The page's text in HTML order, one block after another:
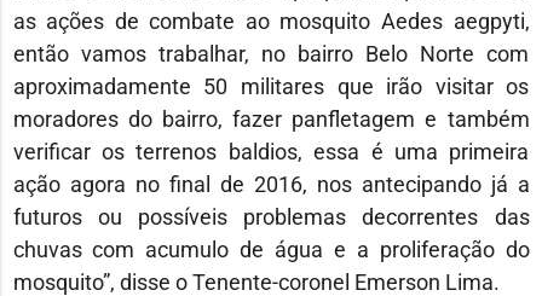
as ações de combate ao mosquito Aedes aegpyti,
então vamos trabalhar, no bairro Belo Norte com
aproximadamente 50 militares que irão visitar os
moradores do bairro, fazer panfletagem e também
verificar os terrenos baldios, essa é uma primeira
ação agora no final de 2016, nos antecipando já a
futuros ou possíveis problemas decorrentes das
chuvas com acumulo de água e a proliferação do
mosquito”, disse o Tenente-coronel Emerson Lima.